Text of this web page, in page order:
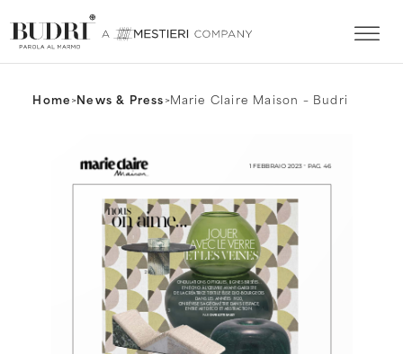
Home>News & Press>Marie Claire Maison – Budri